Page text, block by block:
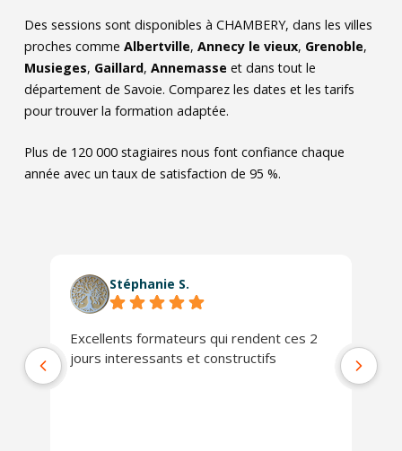
Des sessions sont disponibles à CHAMBERY, dans les villes
proches comme Albertville, Annecy le vieux, Grenoble,
Musieges, Gaillard, Annemasse et dans tout le
département de Savoie. Comparez les dates et les tarifs
pour trouver la formation adaptée.
Plus de 120 000 stagiaires nous font confiance chaque
année avec un taux de satisfaction de 95 %.
Stéphanie S.
Excellents formateurs qui rendent ces 2
jours interessants et constructifs